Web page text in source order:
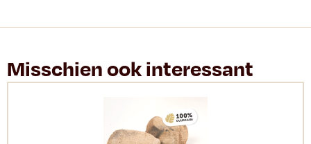
Misschien ook interessant